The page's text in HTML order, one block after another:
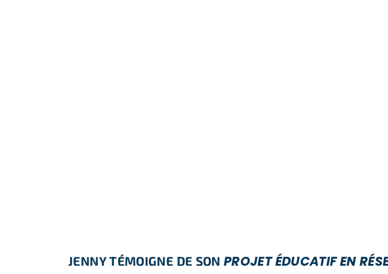
JENNY TÉMOIGNE DE SONPROJET ÉDUCATIF EN